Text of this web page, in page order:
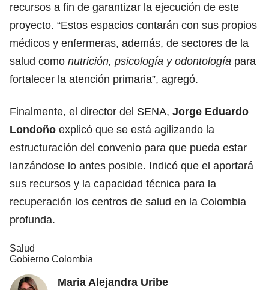
recursos a fin de garantizar la ejecución de este
proyecto. “Estos espacios contarán con sus propios
médicos y enfermeras, además, de sectores de la
salud como nutrición, psicología y odontología para
fortalecer la atención primaria”, agregó.
Finalmente, el director del SENA, Jorge Eduardo
Londoño explicó que se está agilizando la
estructuración del convenio para que pueda estar
lanzándose lo antes posible. Indicó que el aportará
sus recursos y la capacidad técnica para la
recuperación los centros de salud en la Colombia
profunda.
Salud
Gobierno Colombia
Maria Alejandra Uribe